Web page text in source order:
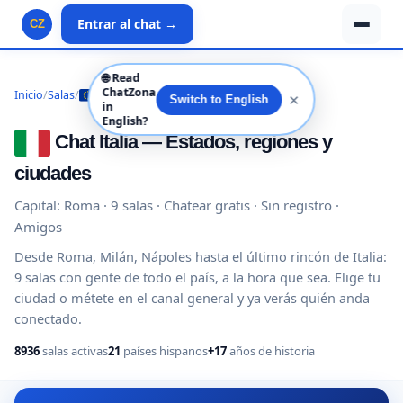
CZ Entrar al chat →
Inicio/Salas/ Europa/ Italia
Chat Italia — Estados, regiones y
ciudades
Capital: Roma · 9 salas · Chatear gratis · Sin registro ·
Amigos
Desde Roma, Milán, Nápoles hasta el último rincón de Italia:
9 salas con gente de todo el país, a la hora que sea. Elige tu
ciudad o métete en el canal general y ya verás quién anda
conectado.
8936salas activas21 países hispanos+17años de historia
🌐 Read
ChatZona
in
English?
Switch to English ✕